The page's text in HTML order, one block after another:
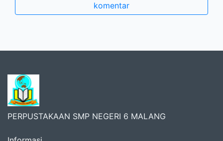
komentar
PERPUSTAKAAN SMP NEGERI 6 MALANG